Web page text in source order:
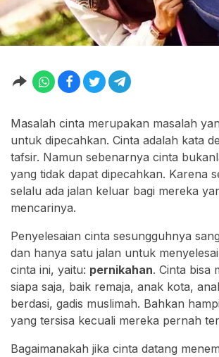
Masalah cinta merupakan masalah
untuk dipecahkan. Cinta adalah kata
tafsir. Namun sebenarnya cinta
yang tidak dapat dipecahkan. Karena
selalu ada jalan keluar bagi mereka
mencarinya.
Penyelesaian cinta sesungguhnya
dan hanya satu jalan untuk
cinta ini, yaitu: pernikahan. Cinta bisa
siapa saja, baik remaja, anak kota,
berdasi, gadis muslimah. Bahkan
yang tersisa kecuali mereka pernah
Bagaimanakah jika cinta datang